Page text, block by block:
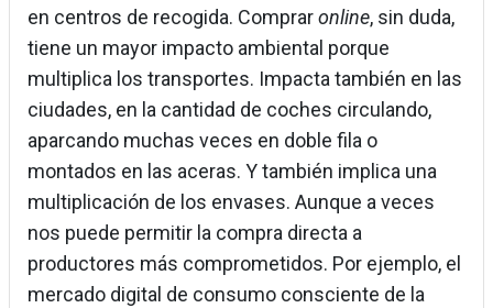
en centros de recogida. Compraronline, sin duda,
tiene un mayor impacto ambiental porque
multiplica los transportes. Impacta también en las
ciudades, en la cantidad de coches circulando,
aparcando muchas veces en doble fila o
montados en las aceras. Y también implica una
multiplicación de los envases. Aunque a veces
nos puede permitir la compra directa a
productores más comprometidos. Por ejemplo, el
mercado digital de consumo consciente de la